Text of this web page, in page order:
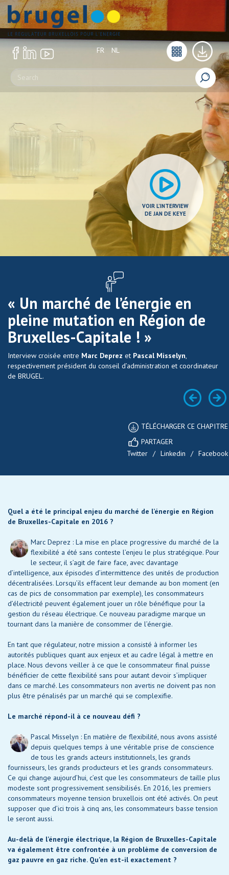
FR NL
VOIR L’INTERVIEW
DE JAN DE KEYE
« Un marché de l’énergie en
pleine mutation en Région de
Bruxelles-Capitale ! »
Interview croisée entre Marc Deprez et Pascal Misselyn
respectivement président du conseil d’administration et coordinateur
de BRUGEL.
TÉLÉCHARGER CE CHAPITRE
PARTAGER
Twitter / Linkedin / Facebook
Quel a été le principal enjeu du marché de l’énergie en Région
de Bruxelles-Capitale en 2016 ?
Marc Deprez : La mise en place progressive du marché de la
flexibilité a été sans conteste l’enjeu le plus stratégique. Pour
le secteur, il s’agit de faire face, avec davantage
d’intelligence, aux épisodes d’intermittence des unités de production
décentralisées. Lorsqu’ils effacent leur demande au bon moment (en
cas de pics de consommation par exemple), les consommateurs
d’électricité peuvent également jouer un rôle bénéfique pour la
gestion du réseau électrique. Ce nouveau paradigme marque un
tournant dans la manière de consommer de l’énergie.
En tant que régulateur, notre mission a consisté à informer les
autorités publiques quant aux enjeux et au cadre légal à mettre en
place. Nous devons veiller à ce que le consommateur final puisse
bénéficier de cette flexibilité sans pour autant devoir s’impliquer
dans ce marché. Les consommateurs non avertis ne doivent pas non
plus être pénalisés par un marché qui se complexifie.
Le marché répond-il à ce nouveau défi ?
Pascal Misselyn : En matière de flexibilité, nous avons assisté
depuis quelques temps à une véritable prise de conscience
de tous les grands acteurs institutionnels, les grands
fournisseurs, les grands producteurs et les grands consommateurs.
Ce qui change aujourd’hui, c’est que les consommateurs de taille plus
modeste sont progressivement sensibilisés. En 2016, les premiers
consommateurs moyenne tension bruxellois ont été activés. On peut
supposer que d’ici trois à cinq ans, les consommateurs basse tension
le seront aussi.
Au-delà de l’énergie électrique, la Région de Bruxelles-Capitale
va également être confrontée à un problème de conversion de
gaz pauvre en gaz riche. Qu’en est-il exactement ?